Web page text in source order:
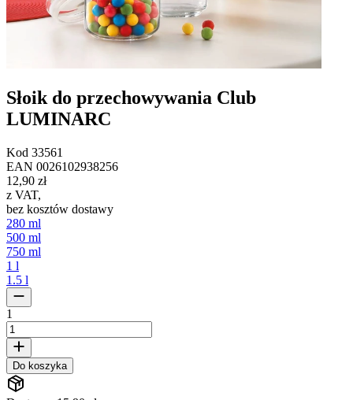
Słoik do przechowywania Club
LUMINARC
Kod 33561
EAN 0026102938256
12,90 zł
z VAT,
bez kosztów dostawy
280 ml
500 ml
750 ml
1 l
1.5 l
1
Do koszyka